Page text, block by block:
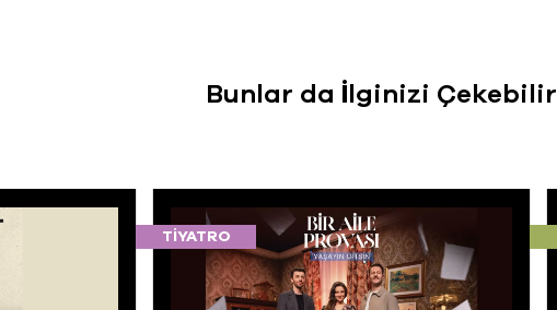
Bunlar da İlginizi Çekebilir
TIYATRO